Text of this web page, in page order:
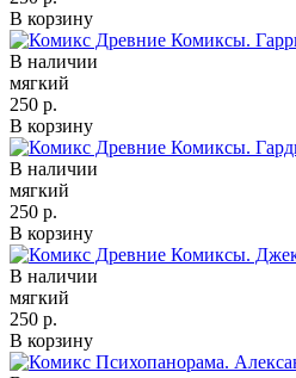
В корзину
В наличии
мягкий
250 р.
В корзину
В наличии
мягкий
250 р.
В корзину
В наличии
мягкий
250 р.
В корзину